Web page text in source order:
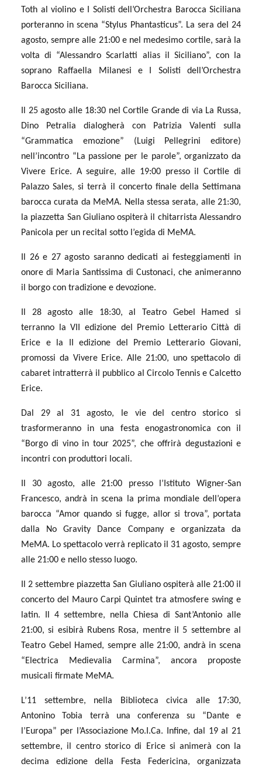
Toth al violino e I Solisti dell’Orchestra Barocca Siciliana
porteranno in scena “Stylus Phantasticus”. La sera del 24
agosto, sempre alle 21:00 e nel medesimo cortile, sarà la
volta di “Alessandro Scarlatti alias il Siciliano”, con la
soprano Raffaella Milanesi e I Solisti dell’Orchestra
Barocca Siciliana.
Il 25 agosto alle 18:30 nel Cortile Grande di via La Russa,
Dino Petralia dialogherà con Patrizia Valenti sulla
“Grammatica emozione” (Luigi Pellegrini editore)
nell’incontro “La passione per le parole”, organizzato da
Vivere Erice. A seguire, alle 19:00 presso il Cortile di
Palazzo Sales, si terrà il concerto finale della Settimana
barocca curata da MeMA. Nella stessa serata, alle 21:30,
la piazzetta San Giuliano ospiterà il chitarrista Alessandro
Panicola per un recital sotto l’egida di MeMA.
Il 26 e 27 agosto saranno dedicati ai festeggiamenti in
onore di Maria Santissima di Custonaci, che animeranno
il borgo con tradizione e devozione.
Il 28 agosto alle 18:30, al Teatro Gebel Hamed si
terranno la VII edizione del Premio Letterario Città di
Erice e la II edizione del Premio Letterario Giovani,
promossi da Vivere Erice. Alle 21:00, uno spettacolo di
cabaret intratterrà il pubblico al Circolo Tennis e Calcetto
Erice.
Dal 29 al 31 agosto, le vie del centro storico si
trasformeranno in una festa enogastronomica con il
“Borgo di vino in tour 2025”, che offrirà degustazioni e
incontri con produttori locali.
Il 30 agosto, alle 21:00 presso l’Istituto Wigner-San
Francesco, andrà in scena la prima mondiale dell’opera
barocca “Amor quando si fugge, allor si trova”, portata
dalla No Gravity Dance Company e organizzata da
MeMA. Lo spettacolo verrà replicato il 31 agosto, sempre
alle 21:00 e nello stesso luogo.
Il 2 settembre piazzetta San Giuliano ospiterà alle 21:00 il
concerto del Mauro Carpi Quintet tra atmosfere swing e
latin. Il 4 settembre, nella Chiesa di Sant’Antonio alle
21:00, si esibirà Rubens Rosa, mentre il 5 settembre al
Teatro Gebel Hamed, sempre alle 21:00, andrà in scena
“Electrica Medievalia Carmina”, ancora proposte
musicali firmate MeMA.
L’11 settembre, nella Biblioteca civica alle 17:30,
Antonino Tobia terrà una conferenza su “Dante e
l’Europa” per l’Associazione Mo.I.Ca. Infine, dal 19 al 21
settembre, il centro storico di Erice si animerà con la
decima edizione della Festa Federicina, organizzata